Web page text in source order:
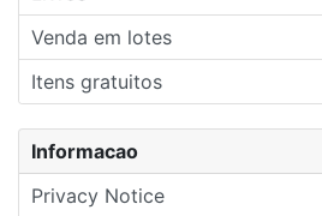
Venda em lotes
Itens gratuitos
Informacao
Privacy Notice